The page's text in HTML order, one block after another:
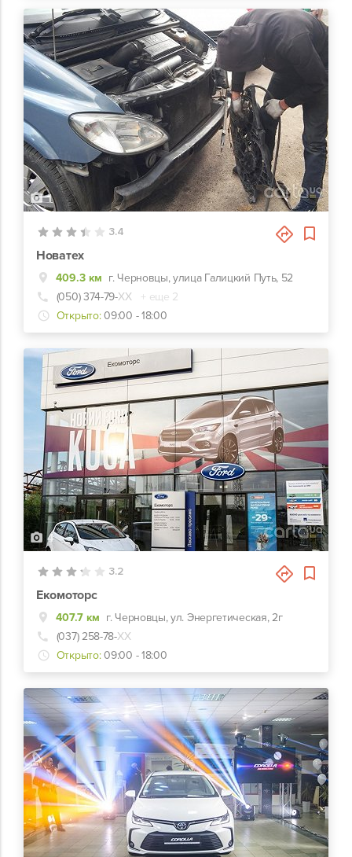
1
3.4
Новатех
409.3 км г. Черновцы, улица Галицкий Путь, 52
(050) 374-79-ХХ
+ еще 2
Открыто: 09:00 - 18:00
4
3.2
Екомоторс
407.7 км г. Черновцы, ул. Энергетическая, 2г
(037) 258-78-ХХ
Открыто: 09:00 - 18:00